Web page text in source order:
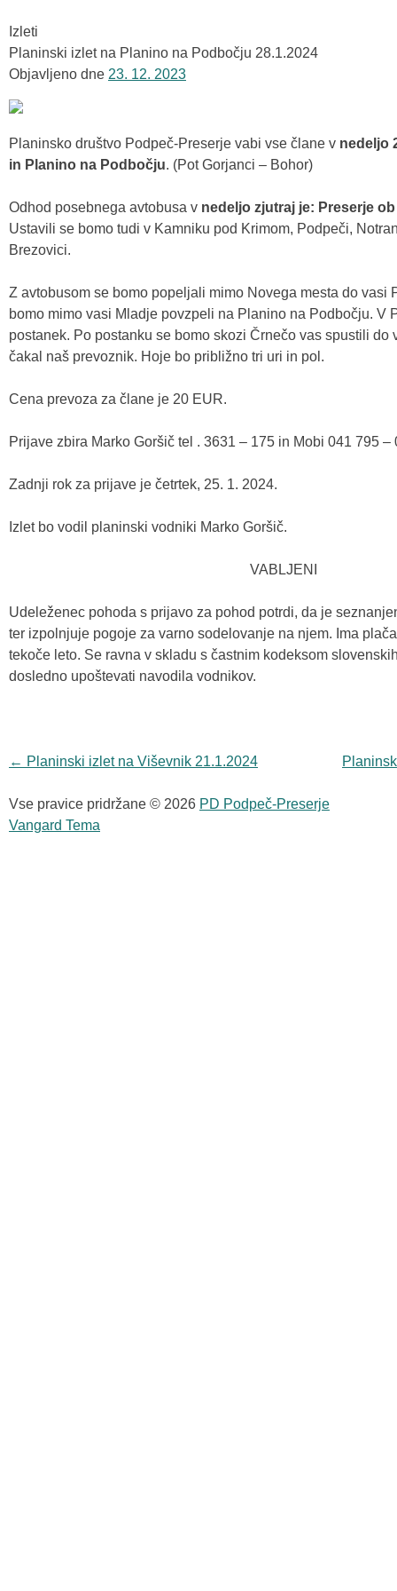
Izleti
Planinski izlet na Planino na Podbočju 28.1.2024
Objavljeno dne 23. 12. 2023
Planinsko društvo Podpeč-Preserje vabi vse člane v nedeljo
in Planino na Podbočju. (Pot Gorjanci – Bohor)
Odhod posebnega avtobusa v nedeljo zjutraj je: Preserje
Ustavili se bomo tudi v Kamniku pod Krimom, Podpeči,
Brezovici.
Z avtobusom se bomo popeljali mimo Novega mesta do vasi
bomo mimo vasi Mladje povzpeli na Planino na Podbočju. V
postanek. Po postanku se bomo skozi Črnečo vas spustili do
čakal naš prevoznik. Hoje bo približno tri uri in pol.
Cena prevoza za člane je 20 EUR.
Prijave zbira Marko Goršič tel . 3631 – 175 in Mobi 041 795 –
Zadnji rok za prijave je četrtek, 25. 1. 2024.
Izlet bo vodil planinski vodniki Marko Goršič.
VABLJENI
Udeleženec pohoda s prijavo za pohod potrdi, da je
ter izpolnjuje pogoje za varno sodelovanje na njem. Ima
tekoče leto. Se ravna v skladu s častnim kodeksom
dosledno upoštevati navodila vodnikov.
Navigacija
← Planinski izlet na Viševnik 21.1.2024
Vse pravice pridržane © 2026 PD Podpeč-Preserje
Vangard Tema